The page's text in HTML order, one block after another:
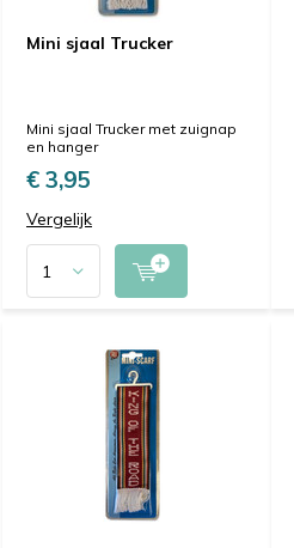
Mini sjaal Trucker
Mini sjaal Trucker met zuignap
en hanger
€ 3,95
Vergelijk